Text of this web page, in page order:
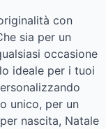
con
sia per un
occasione
ideale per i tuoi
unico, per un
nascita, Natale